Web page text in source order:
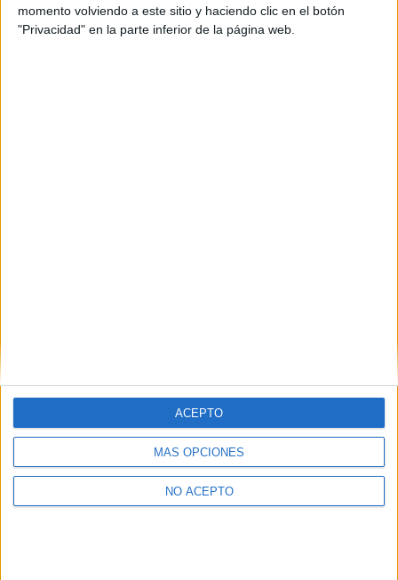
momento volviendo a este sitio y haciendo clic en el botón
"Privacidad" en la parte inferior de la página web.
MÁS OPCIONES
NO ACEPTO
ACEPTO
Quiero saber más→
Diego de León 47, 28006 Madrid
Phone:+34 91 593 2767
Email: info@forofp.es